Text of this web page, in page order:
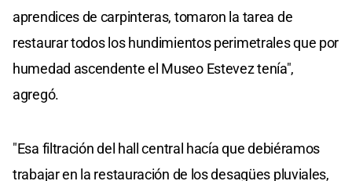
aprendices de carpinteras, tomaron la tarea de
restaurar todos los hundimientos perimetrales que por
humedad ascendente el Museo Estevez tenía",
agregó.
"Esa filtración del hall central hacía que debiéramos
trabajar en la restauración de los desagües pluviales,